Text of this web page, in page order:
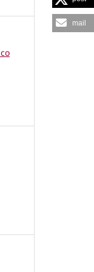
mail